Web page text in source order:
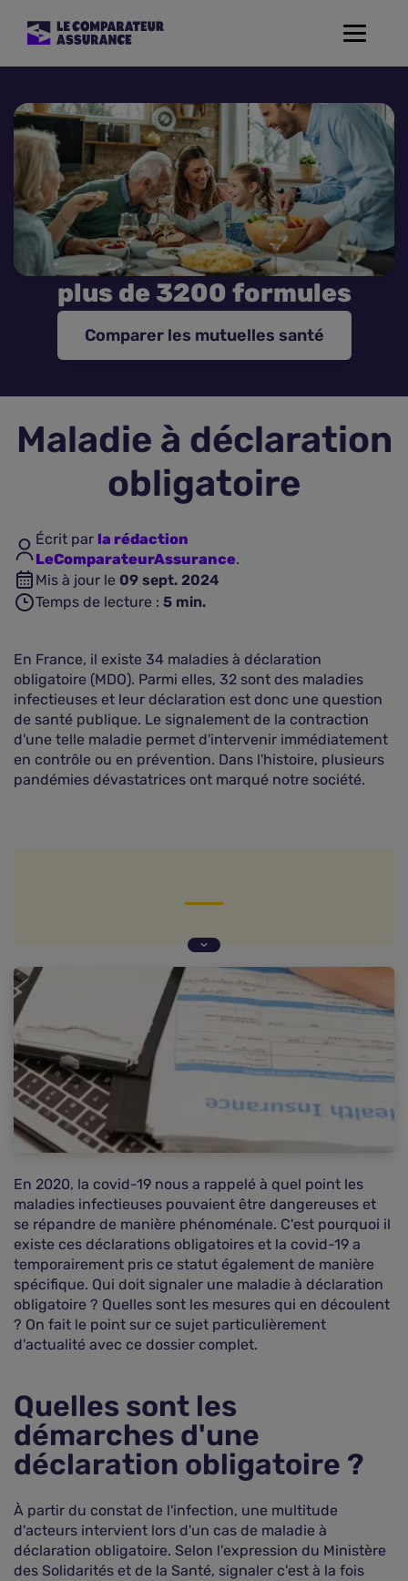
Toggle
Mutuelle Santé
Assurance Moto
Assurance Habitation
Assurance de prêt
Assurance Animaux
Assurance vie
Plus d'assurances
plus de 3200 formules
Comparer les mutuelles santé
Maladie à déclaration
obligatoire
Écrit par la rédaction
LeComparateurAssurance.
Mis à jour le 09 sept. 2024
Temps de lecture : 5 min.
En France, il existe 34 maladies à déclaration
obligatoire (MDO). Parmi elles, 32 sont des maladies
infectieuses et leur déclaration est donc une question
de santé publique. Le signalement de la contraction
d'une telle maladie permet d'intervenir immédiatement
en contrôle ou en prévention. Dans l'histoire, plusieurs
pandémies dévastatrices ont marqué notre société.
Quelles sont les maladies à déclaration
Anonymat du patient
Les maladies animales à déclaration obligatoire
En 2020, la covid-19 nous a rappelé à quel point les
maladies infectieuses pouvaient être dangereuses et
se répandre de manière phénoménale. C'est pourquoi il
existe ces déclarations obligatoires et la covid-19 a
temporairement pris ce statut également de manière
spécifique. Qui doit signaler une maladie à déclaration
obligatoire ? Quelles sont les mesures qui en découlent
? On fait le point sur ce sujet particulièrement
d'actualité avec ce dossier complet.
Quelles sont les
démarches d'une
déclaration obligatoire ?
À partir du constat de l'infection, une multitude
d'acteurs intervient lors d'un cas de maladie à
déclaration obligatoire. Selon l'expression du Ministère
des Solidarités et de la Santé, signaler c'est à la fois